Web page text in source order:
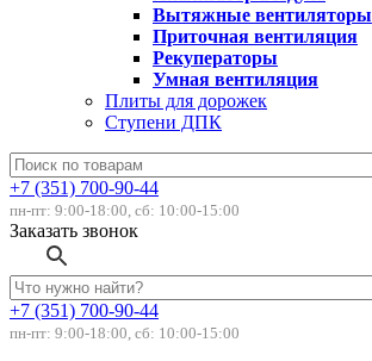
Вытяжные вентиляторы
Приточная вентиляция
Рекуператоры
Умная вентиляция
Плиты для дорожек
Ступени ДПК
+7 (351) 700-90-44
пн-пт: 9:00-18:00, сб: 10:00-15:00
Заказать звонок
+7 (351) 700-90-44
пн-пт: 9:00-18:00, сб: 10:00-15:00